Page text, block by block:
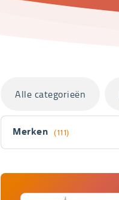
section
Filter
Merken (111)
Alle categorieën
Producten